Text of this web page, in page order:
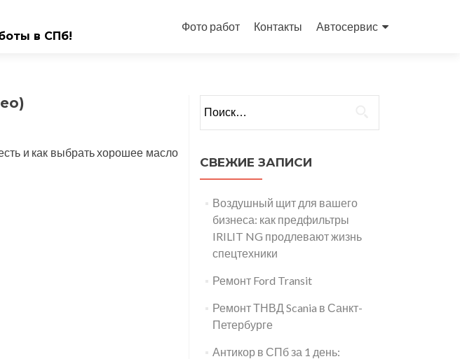
в СПб!
к
Фото работ Контакты Автосервис
и как выбрать хорошее масло
СВЕЖИЕ ЗАПИСИ
Воздушный щит для вашего
бизнеса: как предфильтры
IRILIT NG продлевают жизнь
спецтехники
Ремонт Ford Transit
Ремонт ТНВД Scania в Санкт-
Петербурге
Антикор в СПб за 1 день: